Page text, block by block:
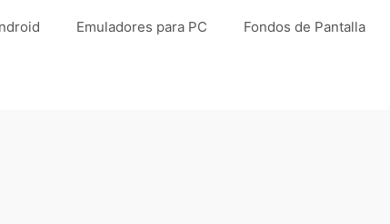
Emuladores para PC Fondos de Pantalla